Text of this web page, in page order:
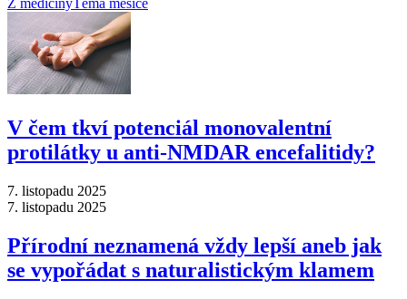
Z medicínyTéma měsíce
V čem tkví potenciál monovalentní
protilátky u anti-NMDAR encefalitidy?
7. listopadu 2025
7. listopadu 2025
Přírodní neznamená vždy lepší aneb jak
se vypořádat s naturalistickým klamem